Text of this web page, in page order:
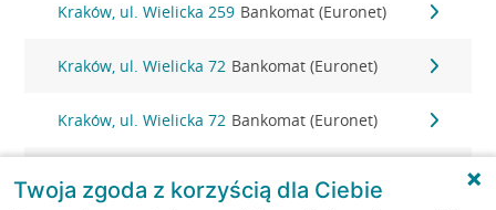
Kraków, ul. Wielicka 259 Bankomat (Euronet)
Kraków, ul. Wielicka 72 Bankomat (Euronet)
Kraków, ul. Wielicka 72 Bankomat (Euronet)
Twoja zgoda z korzyścią dla Ciebie